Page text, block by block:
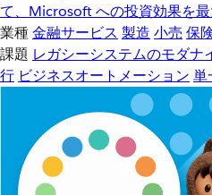
て、Microsoft への投資効果を最
業種金融サービス 製造 小売 保
課題 レガシーシステムのモダナ
行 ビジネスオートメーション 単